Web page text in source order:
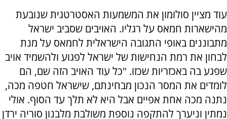
עוד מציין סולומון את המשמעות האסטרטגית שנובעת
מהישארות חמאס על רגליו. האויבים שסביב ישראל
מתבוננים באופי התגובה הישראלית לחמאס על מנת
לבחון את רמת הנחישות של ישראל לפגוע ולהשמיד אויב
שפגע בה באכזריות שכזו. "כל עוד האויב הזה שם, הם
לומדים את המסר הנכון מבחינתם, שישראל חטפה מכה,
נתנה מכה אחת אפיים אבל היא לא תלך עד הסוף. אולי
נמתין וניערך להתקפה נוספת משולבת מלבנון סוריה ירדן